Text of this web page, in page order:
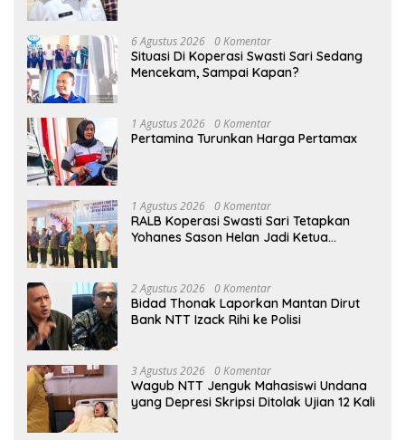
6 Agustus 2026 0 Komentar
Situasi Di Koperasi Swasti Sari Sedang
Mencekam, Sampai Kapan?
1 Agustus 2026 0 Komentar
Pertamina Turunkan Harga Pertamax
1 Agustus 2026 0 Komentar
RALB Koperasi Swasti Sari Tetapkan
Yohanes Sason Helan Jadi Ketua
2 Agustus 2026 0 Komentar
Bidad Thonak Laporkan Mantan Dirut
Bank NTT Izack Rihi ke Polisi
3 Agustus 2026 0 Komentar
Wagub NTT Jenguk Mahasiswi Undana
yang Depresi Skripsi Ditolak Ujian 12 Kali